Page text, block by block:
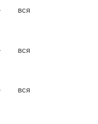
вся
вся
вся